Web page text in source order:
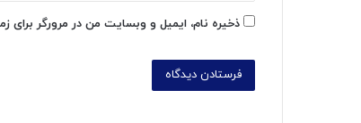
ذخیره نام، ایمیل و وبسایت من در مرورگر برای